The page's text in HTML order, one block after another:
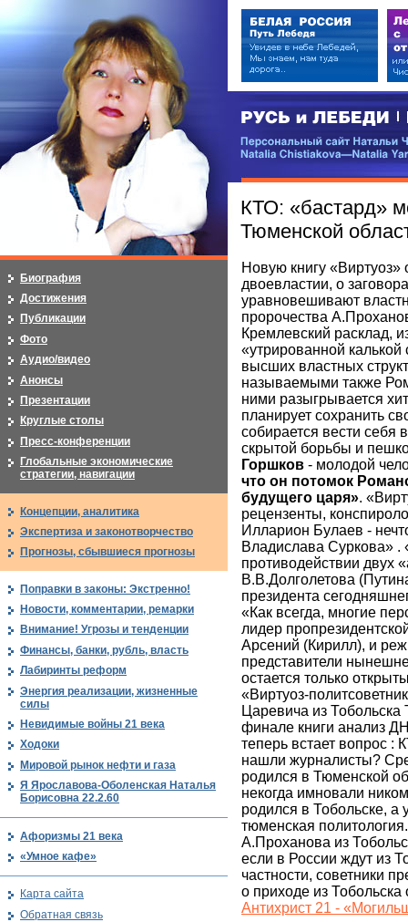
РУСЬ и ЛЕБЕДИ | RUSI —
Персональный сайт Натальи
КТО: «бастард»
Тюменской
Новую книгу
двоевластии, о
уравновешивают
пророчества
Кремлевский расклад,
«утрированной
высших властных
называемыми также
ними разыгрывается
планирует сохранить
собирается вести себя
скрытой борьбы и
Горшков - молодой
что он потомок
будущего царя».
рецензенты,
Илларион Булаев -
Владислава Суркова» .
противодействии двух
В.В.Долголетова
президента
«Как всегда, многие
лидер
Арсений (Кирилл), и
представители
остается только
«Виртуоз-
Царевича из
финале книги анализ
теперь встает вопрос :
нашли журналисты?
родился в Тюменской
некогда имновали
родился в Тобольске, а
тюменская
А.Проханова из
если в России ждут из
частности, советники
о приходе из
Антихрист 21 -
Биография
Достижения
Публикации
Фото
Аудио/видео
Анонсы
Презентации
Круглые столы
Пресс-конференции
Глобальные экономические
стратегии, навигации
Концепции, аналитика
Экспертиза и законотворчество
Прогнозы, сбывшиеся прогнозы
Поправки в законы: Экстренно!
Новости, комментарии, ремарки
Внимание! Угрозы и тенденции
Финансы, банки, рубль, власть
Лабиринты реформ
Энергия реализации, жизненные
силы
Невидимые войны 21 века
Ходоки
Мировой рынок нефти и газа
Я Ярославова-Оболенская Наталья
Борисовна 22.2.60
Афоризмы 21 века
«Умное кафе»
Карта сайта
Обратная связь